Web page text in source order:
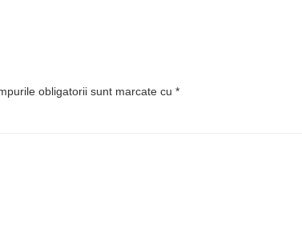
obligatorii sunt marcate cu *